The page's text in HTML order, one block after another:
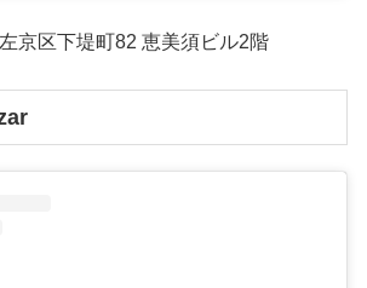
京区下堤町82 恵美須ビル2階